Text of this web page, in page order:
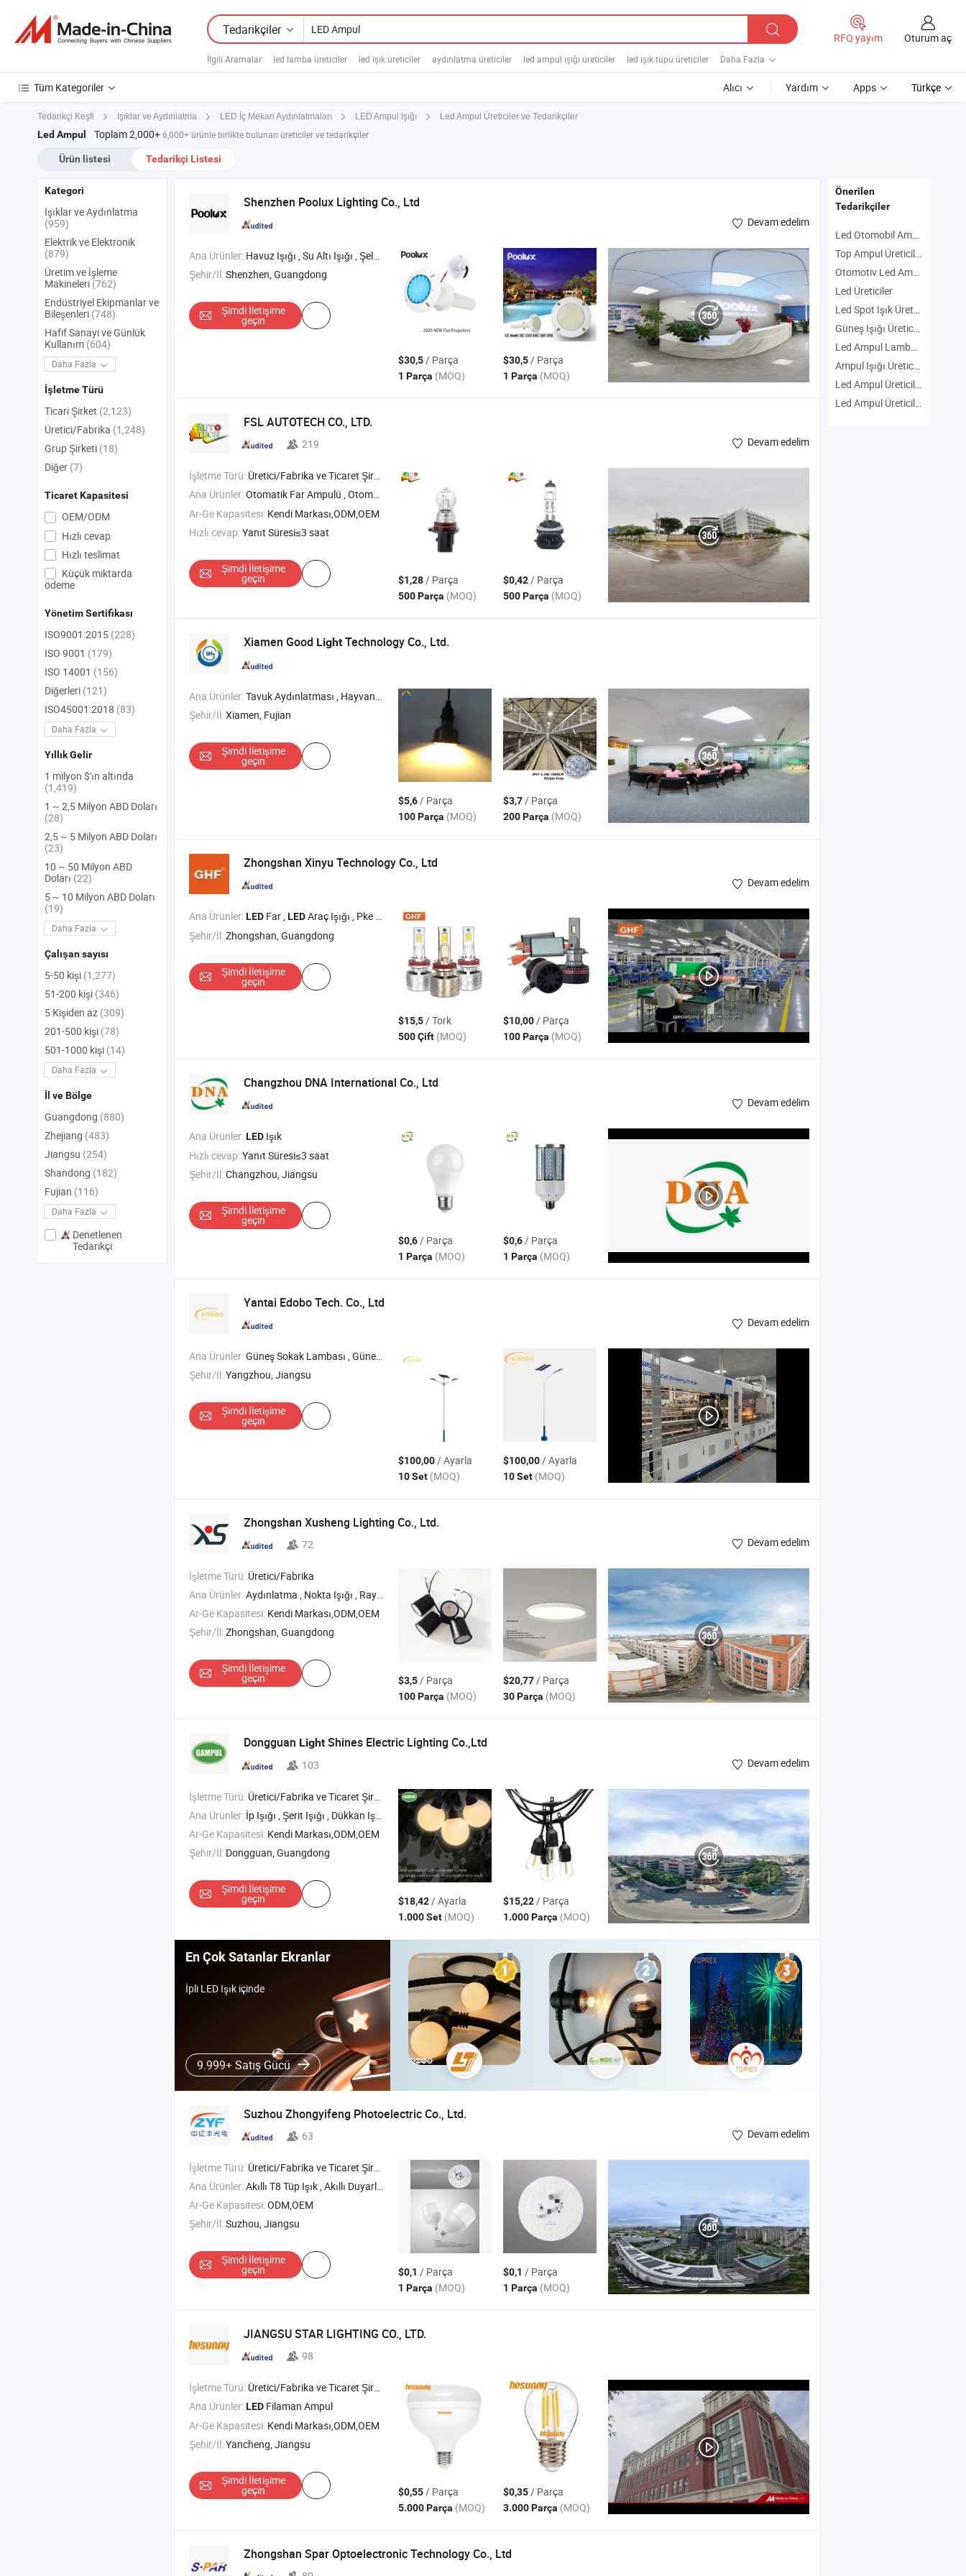
Tedarikçiler
İlgili Aramalar: led lamba üreticiler led işık üreticiler aydınlatma üreticiler led ampul işığı üreticiler led işık tüpü üreticiler Daha Fazla
RFQ yayım Oturum aç
Tüm Kategoriler Alıcı Yardım Apps Türkçe
Tedarikçi Keşfi Işıklar ve Aydınlatma LED İç Mekan Aydınlatmaları LED Ampul Işığı Led Ampul Üreticiler ve Tedarikçiler
Led Ampul Toplam 2,000+ 6,000+ ürünle birlikte bulunan üreticiler ve tedarikçiler
Ürün listesi Tedarikçi Listesi
Shenzhen Poolux Lighting Co., Ltd
Devam edelim
Ana Ürünler: Havuz Işığı , Su Altı Işığı , Şelale Işığı , Su Altı Spot Işığı , Yer Altı Işığı
Şehir/İl:Shenzhen, Guangdong
Şimdi İletişime
geçin
$30,5/ Parça
1 Parça (MOQ)
$30,5/ Parça
1 Parça (MOQ)
FSL AUTOTECH CO., LTD.
219 Devam edelim
İşletme Türü: Üretici/Fabrika ve Ticaret Şirketi
Ana Ürünler:Otomatik Far Ampulü , Otomatik Minyatür Ampul ,
Aydınlatma , Halojen Far , HID
Ar-Ge Kapasitesi: Kendi Markası,ODM,OEM
Hızlı cevap:Yanıt Süresi≤3 saat
Şimdi İletişime
geçin $1,28/ Parça
500 Parça (MOQ)
$0,42/ Parça
500 Parça (MOQ)
Xiamen Good Light Technology Co., Ltd.
Ana Ürünler:Tavuk Aydınlatması , Hayvancılık Aydınlatması , Akıllı Aydınlatma Kontrol Sistemi , Tarım Ekipmanları
Şehir/İl:Xiamen, Fujian
Şimdi İletişime
geçin
$5,6/ Parça
100 Parça (MOQ)
$3,7/ Parça
200 Parça (MOQ)
Zhongshan Xinyu Technology Co., Ltd
Devam edelim
Ana Ürünler:LED Far ,LEDAraç Işığı , Pke Butonlu Motor Başlatma Durdurma , Otomatik Güvenlik Sistemi , Araç Uzaktan Kumanda
Şehir/İl:Zhongshan, Guangdong
Şimdi İletişime
geçin
$15,5/ Tork
500 Çift (MOQ)
$10,00/ Parça
100 Parça (MOQ)
Changzhou DNA International Co., Ltd
Devam edelim
Ana Ürünler:LED Işık
Hızlı cevap:Yanıt Süresi≤3 saat
Şehir/İl:Changzhou, Jiangsu
Şimdi İletişime
geçin
$0,6/ Parça
1 Parça (MOQ)
$0,6/ Parça
1 Parça (MOQ)
Yantai Edobo Tech. Co., Ltd
Devam edelim
Ana Ürünler:Güneş Sokak Lambası , Güneş Enerji Sistemi , Güneş Pompası , Monokristal Güneş Paneli , Güneş Klima
Şehir/İl:Yangzhou, Jiangsu
Şimdi İletişime
geçin
$100,00/ Ayarla
10 Set (MOQ)
$100,00/ Ayarla
10 Set (MOQ)
Zhongshan Xusheng Lighting Co., Ltd.
72 Devam edelim
İşletme Türü: Üretici/Fabrika
Ana Ürünler:Aydınlatma , Nokta Işığı , Ray Işığı , Mıknatıslı Ray Işığı
Ar-Ge Kapasitesi: Kendi Markası,ODM,OEM
Şehir/İl:Zhongshan, Guangdong
Şimdi İletişime
geçin $3,5/ Parça
100 Parça (MOQ)
$20,77/ Parça
30 Parça (MOQ)
Dongguan Light Shines Electric Lighting Co.,Ltd
103 Devam edelim
İşletme Türü: Üretici/Fabrika ve Ticaret Şirketi
Ana Ürünler: İp Işığı , Şerit Işığı , Dükkan Işığı , Dolap Işığı , Gece Işığı
Ar-Ge Kapasitesi: Kendi Markası,ODM,OEM
Şehir/İl: Dongguan, Guangdong
Şimdi İletişime
geçin $18,42/ Ayarla
1.000 Set (MOQ)
$15,22/ Parça
1.000 Parça (MOQ)
En Çok Satanlar Ekranlar
İpli LED Işık içinde
9.999+ Satış Gücü
Suzhou Zhongyifeng Photoelectric Co., Ltd.
63 Devam edelim
İşletme Türü: Üretici/Fabrika ve Ticaret Şirketi
Ana Ürünler:Akıllı T8 Tüp Işık , Akıllı Duyarlı Aydınlatma , Atölye Madencilik Işığı , Akıllı Yüksek Hassasiyetli Konumlandırma Geçidi , Yol Aydınlatma Armatürleri
Ar-Ge Kapasitesi:ODM,OEM
Şehir/İl:Suzhou, Jiangsu
Şimdi İletişime
geçin $0,1 / Parça
1 Parça (MOQ)
$0,1 / Parça
1 Parça (MOQ)
JIANGSU STAR LIGHTING CO., LTD.
98
İşletme Türü: Üretici/Fabrika ve Ticaret Şirketi
Ana Ürünler:LED Filaman Ampul
Ar-Ge Kapasitesi: Kendi Markası,ODM,OEM
Şehir/İl:Yancheng, Jiangsu
Şimdi İletişime
geçin $0,55/ Parça
5.000 Parça (MOQ)
$0,35/ Parça
3.000 Parça (MOQ)
Zhongshan Spar Optoelectronic Technology Co., Ltd
Kategori
Işıklar ve Aydınlatma
(959)
Elektrik ve Elektronik
(879)
Üretim ve İşleme
Makineleri (762)
Endüstriyel Ekipmanlar ve
Bileşenleri (748)
Hafif Sanayi ve Günlük
Kullanım (604)
Daha Fazla
İşletme Türü
Ticari Şirket (2,123)
Üretici/Fabrika (1,248)
Grup Şirketi (18)
Diğer (7)
Ticaret Kapasitesi
OEM/ODM
Hızlı cevap
Hızlı teslimat
Küçük miktarda
ödeme
Yönetim Sertifikası
ISO9001:2015 (228)
ISO 9001 (179)
ISO 14001 (156)
Diğerleri (121)
ISO45001:2018 (83)
Daha Fazla
Yıllık Gelir
1 milyon $'ın altında
(1,419)
1 ~ 2,5 Milyon ABD Doları
(28)
2,5 ~ 5 Milyon ABD Doları
(23)
10 ~ 50 Milyon ABD
Doları (22)
5 ~ 10 Milyon ABD Doları
(19)
Daha Fazla
Çalışan sayısı
5-50 kişi (1,277)
51-200 kişi (346)
5 Kişiden az (309)
201-500 kişi (78)
501-1000 kişi (14)
Daha Fazla
İl ve Bölge
Guangdong (880)
Zhejiang (483)
Jiangsu (254)
Shandong (182)
Fujian (116)
Daha Fazla
Denetlenen
Tedarikçi
Önerilen
Tedarikçiler
Led Otomobil Ampulü Üreticiler
Top Ampul Üreticiler
Otomotiv Led Ampulü Üreticiler
Led Üreticiler
Led Spot Işık Üreticiler
Güneş Işığı Üreticiler
Led Ampul Lamba Üreticiler
Ampul Işığı Üreticiler
Led Ampul Üreticiler
Led Ampul Üreticiler